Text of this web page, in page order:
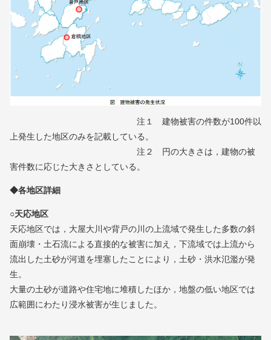
注１ 建物被害の件数が100件以
上発生した地区のみを記載している。
注２ 円の大きさは，建物の被
害件数に応じた大きさとしている。
◆各地区詳細
○天応地区
天応地区では，大屋大川や背戸の川の上流域で発生した多数の斜
面崩壊・土石流による直接的な被害に加え，下流域では上流から
流出した土砂が河道を埋塞したことにより，土砂・洪水氾濫が発
生。
大量の土砂が道路や住宅地に堆積したほか，地盤の低い地区では
広範囲にわたり浸水被害が生じました。